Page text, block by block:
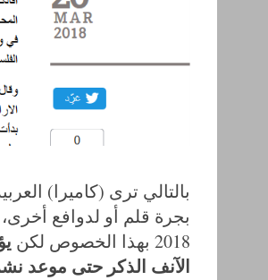
بالتالي ترى (كاميرا)
2018 بهذا الخصوص لكن
الآنف الذكر حتى موعد